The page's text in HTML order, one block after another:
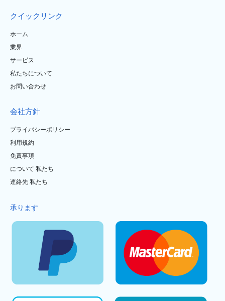
クイックリンク
ホーム
業界
サービス
私たちについて
お問い合わせ
会社方針
プライバシーポリシー
利用規約
免責事項
について 私たち
連絡先 私たち
承ります